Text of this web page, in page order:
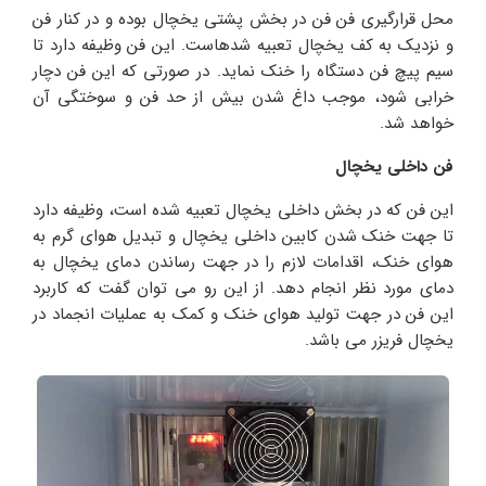
محل قرارگیری فن فن در بخش پشتی یخچال بوده و در کنار فن
و نزدیک به کف یخچال تعبیه شدهاست. این فن وظیفه دارد تا
سیم پیچ فن دستگاه را خنک نماید. در صورتی که این فن دچار
خرابی شود، موجب داغ شدن بیش از حد فن و سوختگی آن
خواهد شد.
فن داخلی یخچال
این فن که در بخش داخلی یخچال تعبیه شده است، وظیفه دارد
تا جهت خنک شدن کابین داخلی یخچال و تبدیل هوای گرم به
هوای خنک، اقدامات لازم را در جهت رساندن دمای یخچال به
دمای مورد نظر انجام دهد. از این رو می توان گفت که کاربرد
این فن در جهت تولید هوای خنک و کمک به عملیات انجماد در
یخچال فریزر می باشد.